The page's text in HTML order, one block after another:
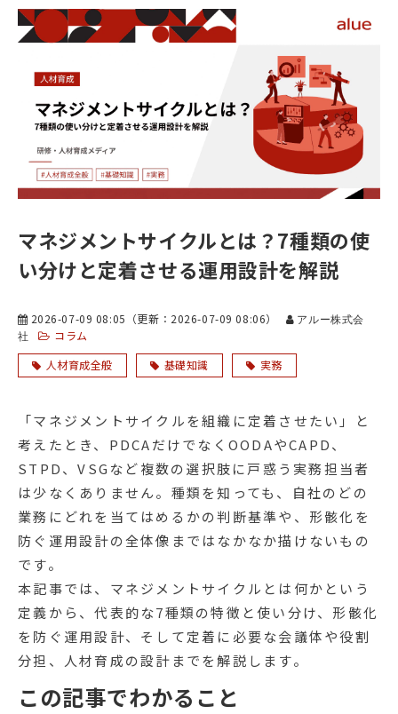
マネジメントサイクルとは？7種類の使
い分けと定着させる運用設計を解説
2026-07-09 08:05 （更新： 2026-07-09 08:06）
アルー株式会
社
コラム
人材育成全般
基礎知識 実務
「マネジメントサイクルを組織に定着させたい」と
考えたとき、PDCAだけでなくOODAやCAPD、
STPD、VSGなど複数の選択肢に戸惑う実務担当者
は少なくありません。種類を知っても、自社のどの
業務にどれを当てはめるかの判断基準や、形骸化を
防ぐ運用設計の全体像まではなかなか描けないもの
です。
本記事では、マネジメントサイクルとは何かという
定義から、代表的な7種類の特徴と使い分け、形骸化
を防ぐ運用設計、そして定着に必要な会議体や役割
分担、人材育成の設計までを解説します。
この記事でわかること